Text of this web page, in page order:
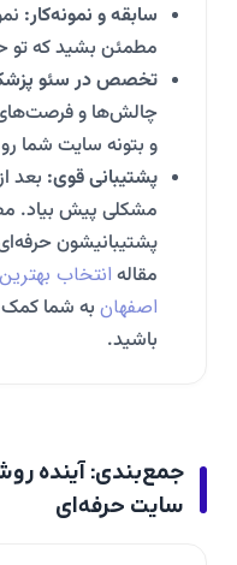
سابقه و نمونه‌کار:
مطمئن بشید که تو
تخصص در سئو
چالش‌ها و فرصت‌های
و بتونه سایت شما
پشتیبانی قوی: بعد
مشکلی پیش بیاد.
پشتیبانیشون
مقالهانتخاب
اصفهان به شما کمک
باشید.
جمع‌بندی: آینده
سایت حرفه‌ای